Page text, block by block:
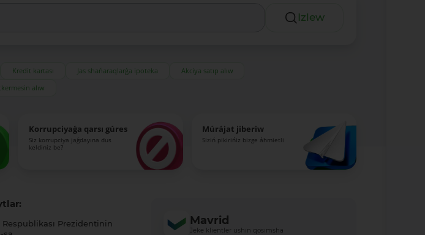
Izlew
Kredit kartası Jas shańaraqlarǵa ipoteka
Akciya satıp alıw
alıw
Korrupciyaǵa qarsı gúres
Siz korrupciya jaǵdayına dus
keldiniz be?
Múrájat jiberiw
Siziń pikirińiz bizge áhmietli
Respublikası Prezidentinin
Mavrid
Jeke klientler ushın qosımsha